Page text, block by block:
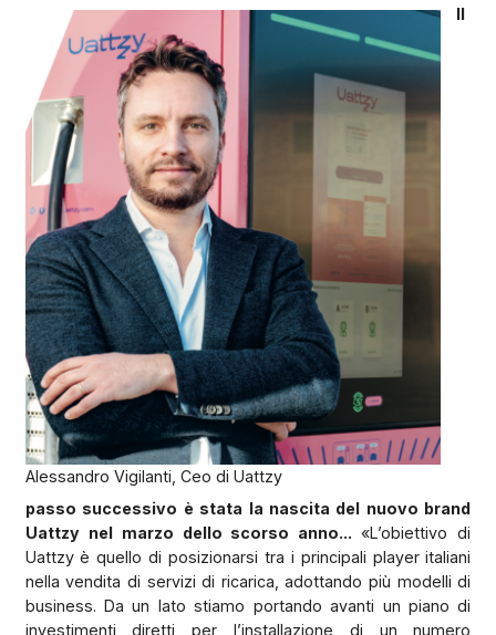
Alessandro Vigilanti, Ceo di Uattzy
Il
passo successivo è stata la nascita del nuovo brand
Uattzy nel marzo dello scorso anno...«L’obiettivo di
Uattzy è quello di posizionarsi tra i principali player italiani
nella vendita di servizi di ricarica, adottando più modelli di
business. Da un lato stiamo portando avanti un piano di
investimenti diretti per l’installazione di un numero